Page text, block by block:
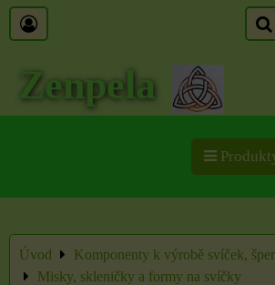
Zenpela
Úvod
Komponenty k výrobě svíček,
Misky, skleničky a formy na svíčky